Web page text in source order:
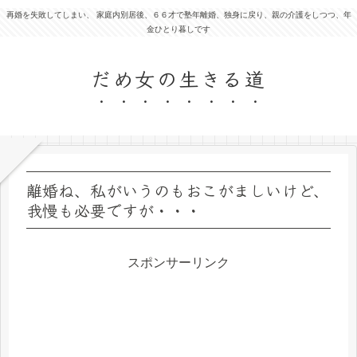
再婚を失敗してしまい、 家庭内別居後、６６才で塾年離婚、独身に戻り、親の介護をしつつ、年
金ひとり暮しです
だめ女の生きる道
離婚ね、私がいうのもおこがましいけど、
我慢も必要ですが・・・
スポンサーリンク